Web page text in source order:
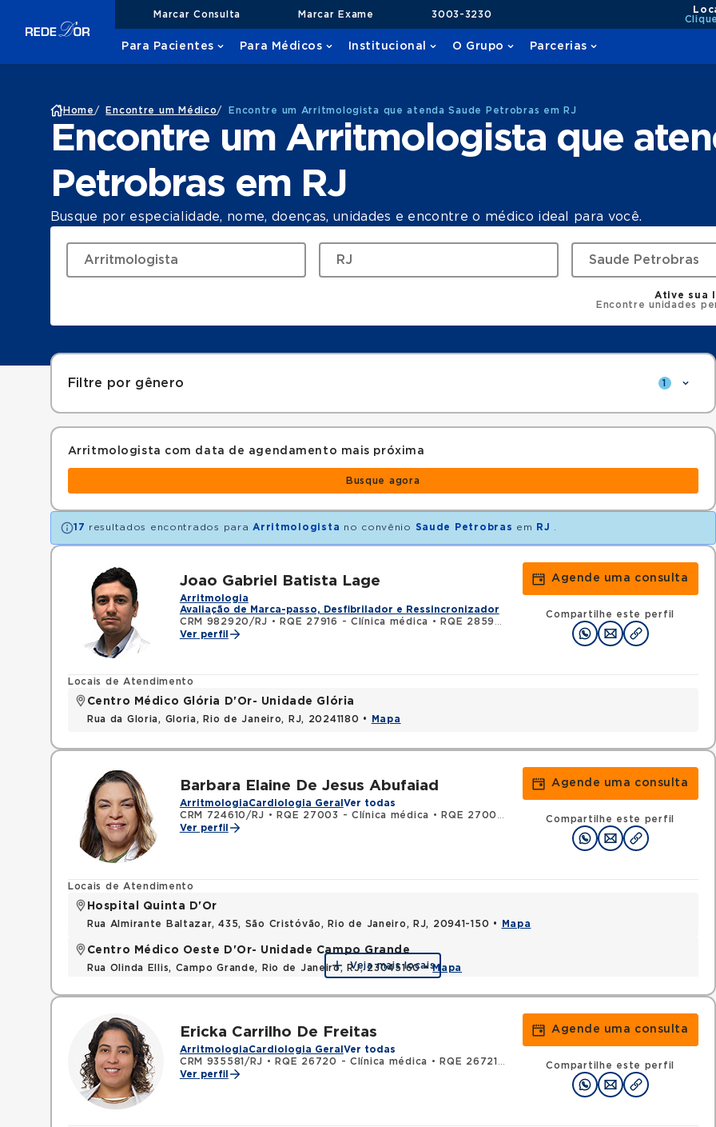
Marcar Consulta Marcar Exame 3003-3230
Para Pacientes Para Médicos Institucional O Grupo Parcerias
Home / Encontre um Médico/ Encontre um Arritmologista que atenda Saude Petrobras em RJ
Encontre um Arritmologista que
Petrobras em RJ
Busque por especialidade, nome, doenças, unidades e encontre o médico ideal para você.
Ative sua
Encontre unidades
Filtre por gênero 1
Arritmologista com data de agendamento mais próxima
Busque agora
17 resultados encontrados para Arritmologista no convênio Saude Petrobras em RJ
Joao Gabriel Batista Lage
Arritmologia
Avaliação de Marca-passo, Desfibrilador e Ressincronizador
CRM 982920/RJ • RQE 27916 - Clínica médica •
RQE 28595 - Cardiologia
Ver perfil
Agende uma consulta
Compartilhe este perfil
Locais de Atendimento
Centro Médico Glória D'Or- Unidade Glória
Rua da Gloria, Gloria, Rio de Janeiro, RJ, 20241180 • Mapa
Barbara Elaine De Jesus Abufaiad
ArritmologiaCardiologia Geral Ver todas
CRM 724610/RJ • RQE 27003 - Clínica médica •
RQE 27004 - Cardiologia
Ver perfil
Agende uma consulta
Compartilhe este perfil
Locais de Atendimento
Hospital Quinta D'Or
Rua Almirante Baltazar, 435, São Cristóvão, Rio de Janeiro, RJ, 20941-150 • Mapa
Centro Médico Oeste D'Or- Unidade Campo Grande
Rua Olinda Ellis, Campo Grande, Rio de Janeiro, RJ, 23045160 •Mapa
Veja mais locais
Ericka Carrilho De Freitas
ArritmologiaCardiologia Geral Ver todas
CRM 935581/RJ • RQE 26720 - Clínica médica •
RQE 26721 - Cardiologia
Ver perfil
Agende uma consulta
Compartilhe este perfil